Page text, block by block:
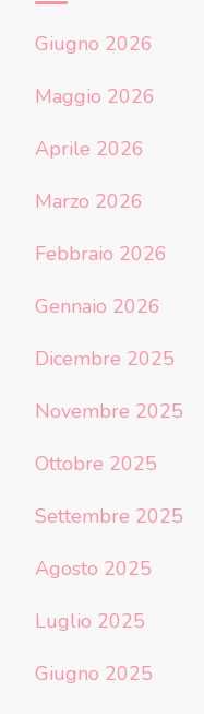
Giugno 2026
Maggio 2026
Aprile 2026
Marzo 2026
Febbraio 2026
Gennaio 2026
Dicembre 2025
Novembre 2025
Ottobre 2025
Settembre 2025
Agosto 2025
Luglio 2025
Giugno 2025